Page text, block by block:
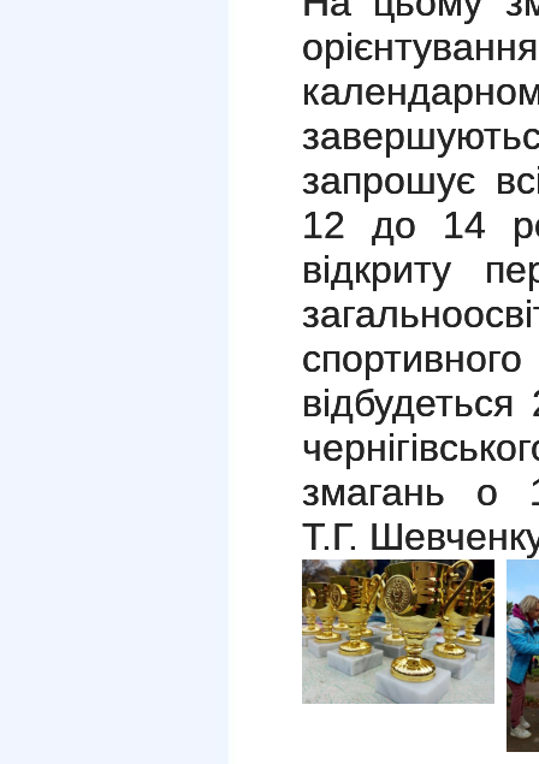
запрошує
12 до 14
відкриту
змагань о
Т.Г.